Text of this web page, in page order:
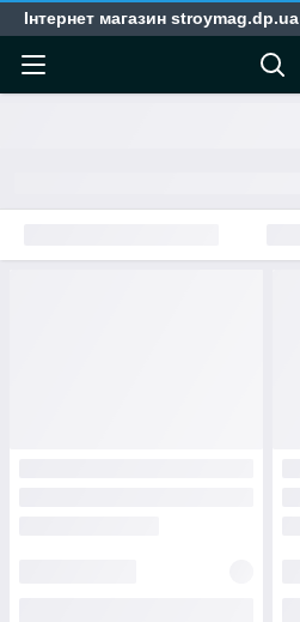
Інтернет магазин stroymag.dp.ua